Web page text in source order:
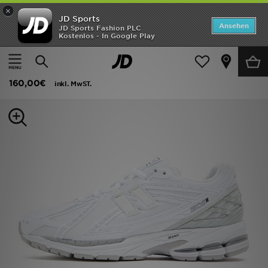
×
JD Sports
JD Sports Fashion PLC
Kostenlos - In Google Play
Ansehen
Startseite
Herren Herrenschuhe Sneakers
New Balance 1906R
160,00€
inkl. MwST.
Startseite
ANGEBOTE
Herren
JD Exklusives